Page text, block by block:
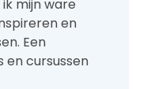
mijn ware
en
Een
en cursussen